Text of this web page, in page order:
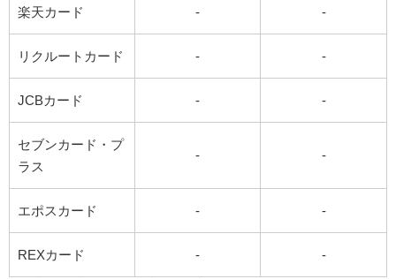
楽天カード - -
リクルートカード - -
JCBカード - -
セブンカード・プ
ラス
- -
エポスカード - -
REXカード - -